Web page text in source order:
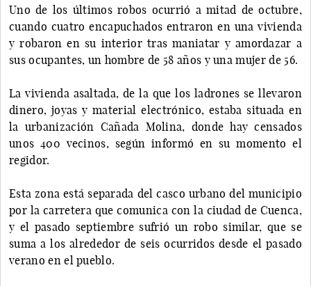
Uno de los últimos robos ocurrió a mitad de octubre,
cuando cuatro encapuchados entraron en una vivienda
y robaron en su interior tras maniatar y amordazar a
sus ocupantes, un hombre de 58 años y una mujer de 56.
La vivienda asaltada, de la que los ladrones se llevaron
dinero, joyas y material electrónico, estaba situada en
la urbanización Cañada Molina, donde hay censados
unos 400 vecinos, según informó en su momento el
regidor.
Esta zona está separada del casco urbano del municipio
por la carretera que comunica con la ciudad de Cuenca,
y el pasado septiembre sufrió un robo similar, que se
suma a los alrededor de seis ocurridos desde el pasado
verano en el pueblo.